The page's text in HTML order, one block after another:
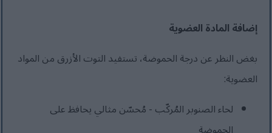
إضافة المادة العضوية
بغض النظر عن درجة الحموضة، تستفيد التوت الأزرق من المواد
العضوية:
لحاء الصنوبر المُركّب - مُحسّن مثالي يحافظ على